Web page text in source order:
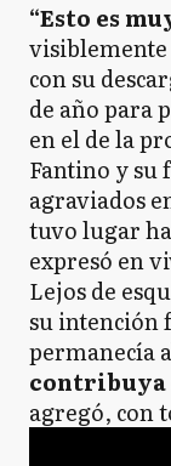
“Esto es
visiblemente
con su
de año para
en el de la
Fantino y su
agraviados
tuvo lugar
expresó en
Lejos de
su intención
permanecía
contribuya
agregó, con